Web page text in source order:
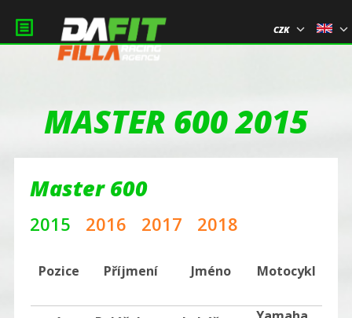
MASTER 600 2015
Master 600
2015 2016 2017 2018
Pozice Příjmení Jméno Motocykl
CZK